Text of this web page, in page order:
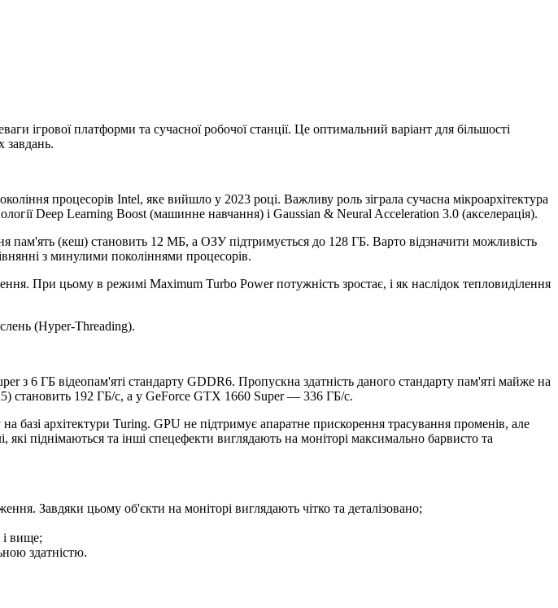
ігрової платформи та сучасної робочої станції. Це оптимальний варіант для більшості
завдань.
процесорів Intel, яке вийшло у 2023 році. Важливу роль зіграла сучасна мікроархітектура
Deep Learning Boost (машинне навчання) і Gaussian & Neural Acceleration 3.0 (акселерація).
(кеш) становить 12 МБ, а ОЗУ підтримується до 128 ГБ. Варто відзначити можливість
з минулими поколіннями процесорів.
При цьому в режимі Maximum Turbo Power потужність зростає, і як наслідок тепловиділення
(Hyper-Threading).
з 6 ГБ відеопам'яті стандарту GDDR6. Пропускна здатність даного стандарту пам'яті майже на
становить 192 ГБ/c, а у GeForce GTX 1660 Super — 336 ГБ/c.
архітектури Turing. GPU не підтримує апаратне прискорення трасування променів, але
піднімаються та інші спецефекти виглядають на моніторі максимально барвисто та
Завдяки цьому об'єкти на моніторі виглядають чітко та деталізовано;
і вище;
здатністю.